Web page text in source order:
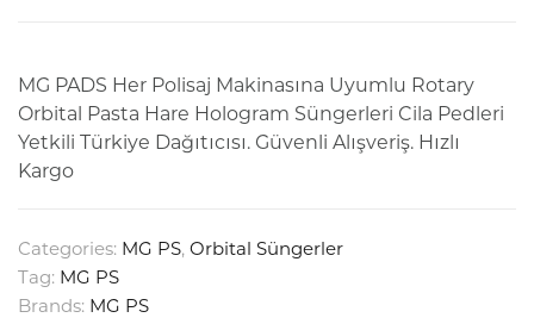
MG PADS Her Polisaj Makinasına Uyumlu Rotary
Orbital Pasta Hare Hologram Süngerleri Cila Pedleri
Yetkili Türkiye Dağıtıcısı. Güvenli Alışveriş. Hızlı
Kargo
Categories: MG PS, Orbital Süngerler
Tag: MG PS
Brands: MG PS